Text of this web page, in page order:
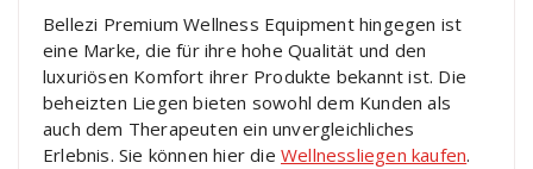
Bellezi Premium Wellness Equipment hingegen ist
eine Marke, die für ihre hohe Qualität und den
luxuriösen Komfort ihrer Produkte bekannt ist. Die
beheizten Liegen bieten sowohl dem Kunden als
auch dem Therapeuten ein unvergleichliches
Erlebnis. Sie können hier die Wellnessliegen kaufen.